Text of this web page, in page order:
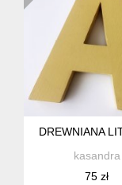
DREWNIANA
kasandra
75 zł